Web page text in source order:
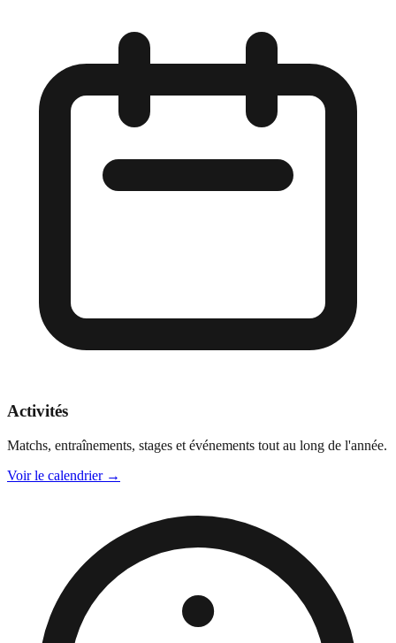
Activités
Matchs, entraînements, stages et événements tout au long de l'année.
Voir le calendrier→